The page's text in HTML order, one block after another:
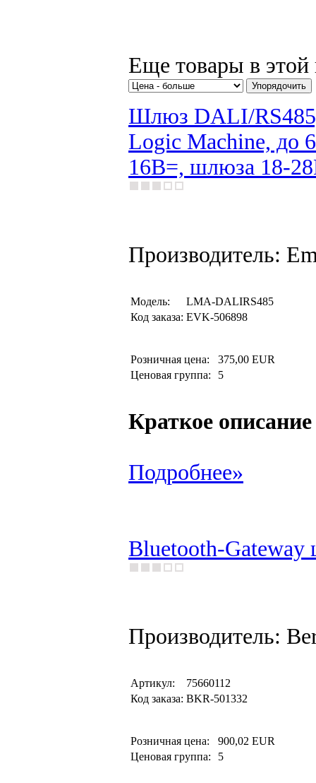
Еще товары в этой
Шлюз DALI/RS485,
Logic Machine, до
16В=, шлюза 18-
Производитель:
Модель:
LMA-DALIRS485
Код заказа: EVK-506898
Розничная цена:
375,00 EUR
Ценовая группа:
5
Краткое описание
Подробнее»
Bluetooth-Gateway
Производитель:
Артикул:
75660112
Код заказа: BKR-501332
Розничная цена:
900,02 EUR
Ценовая группа:
5